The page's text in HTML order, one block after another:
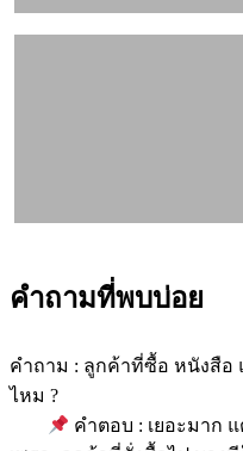
คำถามที่พบบ่อย
คำถาม : ลูกค้าที่ซื้อ หนังสือ
ไหม ?
คำตอบ : เยอะมาก